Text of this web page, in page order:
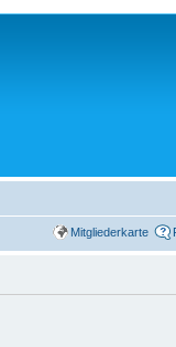
Mitgliederkarte